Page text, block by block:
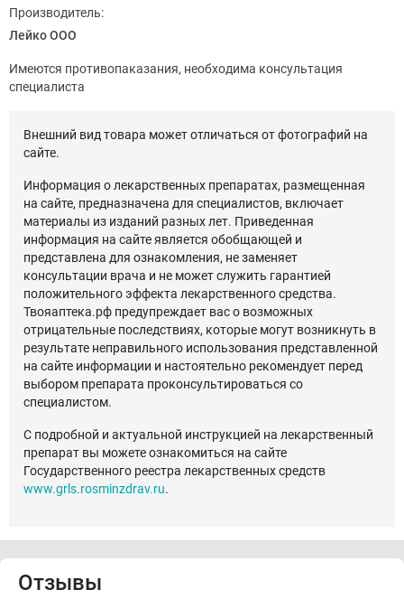
Производитель:
Лейко ООО
Имеются противопаказания, необходима консультация
специалиста
Внешний вид товара может отличаться от фотографий на
сайте.
Информация о лекарственных препаратах, размещенная
на сайте, предназначена для специалистов, включает
материалы из изданий разных лет. Приведенная
информация на сайте является обобщающей и
представлена для ознакомления, не заменяет
консультации врача и не может служить гарантией
положительного эффекта лекарственного средства.
Твояаптека.рф предупреждает вас о возможных
отрицательные последствиях, которые могут возникнуть в
результате неправильного использования представленной
на сайте информации и настоятельно рекомендует перед
выбором препарата проконсультироваться со
специалистом.
С подробной и актуальной инструкцией на лекарственный
препарат вы можете ознакомиться на сайте
Государственного реестра лекарственных средств
www.grls.rosminzdrav.ru.
Отзывы